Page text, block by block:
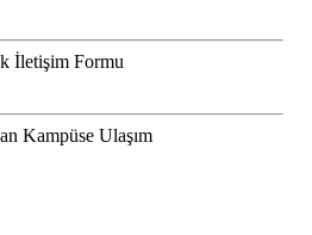
İletişim Formu
Kampüse Ulaşım